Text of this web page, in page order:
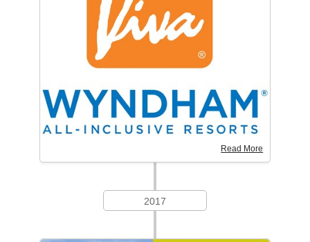
Read More
2017